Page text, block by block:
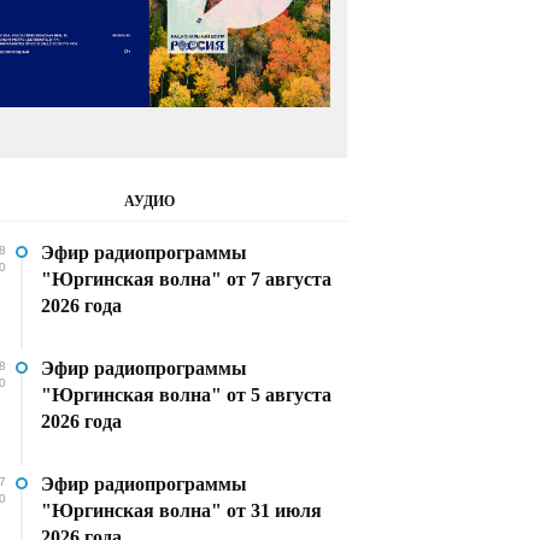
АУДИО
Эфир радиопрограммы
"Юргинская волна" от 7 августа
2026 года
Эфир радиопрограммы
"Юргинская волна" от 5 августа
2026 года
Эфир радиопрограммы
"Юргинская волна" от 31 июля